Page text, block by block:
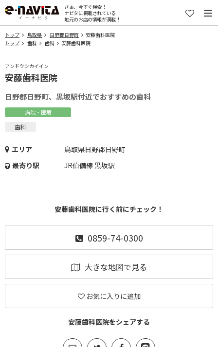
さぁ、今すぐ検索！
ナビタに掲載されている
地元のお店の情報が満載！
トップ 鳥取県 日野郡日野町
安藤歯科医院
トップ
歯科 歯科 安藤歯科医院
アンドウシカイイン
安藤歯科医院
日野郡日野町、黒坂駅付近でおすすめの歯科
病院・医療
歯科
エリア
鳥取県日野郡日野町
最寄り駅
JR伯備線 黒坂駅
安藤歯科医院に行く前にチェック！
0859-74-0300
大きな地図で見る
お気に入りに追加
安藤歯科医院をシェアする